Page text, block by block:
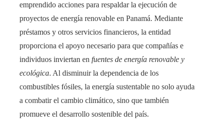
emprendido acciones para respaldar la ejecución de
proyectos de energía renovable en Panamá. Mediante
préstamos y otros servicios financieros, la entidad
proporciona el apoyo necesario para que compañías e
individuos inviertan en fuentes de energía renovable y
ecológica. Al disminuir la dependencia de los
combustibles fósiles, la energía sustentable no solo ayuda
a combatir el cambio climático, sino que también
promueve el desarrollo sostenible del país.